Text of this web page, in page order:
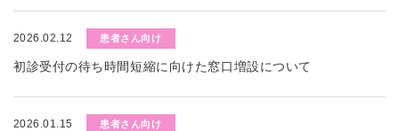
2026.02.12 患者さん向け
初診受付の待ち時間短縮に向けた窓口増設について
2026.01.15 患者さん向け